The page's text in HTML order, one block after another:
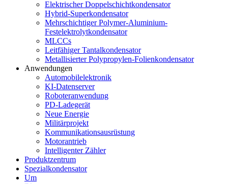
Elektrischer Doppelschichtkondensator
Hybrid-Superkondensator
Mehrschichtiger Polymer-Aluminium-
Festelektrolytkondensator
MLCCs
Leitfähiger Tantalkondensator
Metallisierter Polypropylen-Folienkondensator
Anwendungen
Automobilelektronik
KI-Datenserver
Roboteranwendung
PD-Ladegerät
Neue Energie
Militärprojekt
Kommunikationsausrüstung
Motorantrieb
Intelligenter Zähler
Produktzentrum
Spezialkondensator
Um